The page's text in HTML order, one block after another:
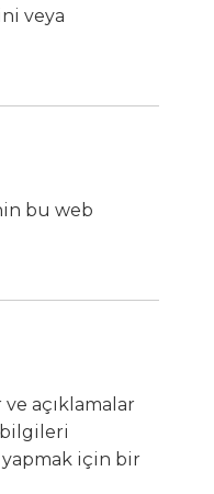
veya
bu web
açıklamalar
yapmak için bir